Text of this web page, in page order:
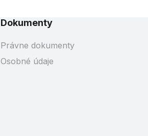
Dokumenty
Právne dokumenty
Osobné údaje